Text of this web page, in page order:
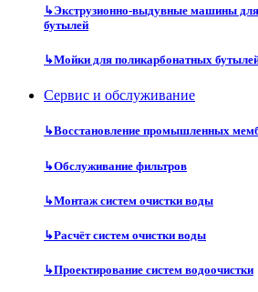
↳Экструзионно-выдувные машины
бутылей
↳Мойки для поликарбонатных
Сервис и обслуживание
↳Восстановление промышленных
↳Обслуживание фильтров
↳Монтаж систем очистки воды
↳Расчёт систем очистки воды
↳Проектирование систем водоочистки